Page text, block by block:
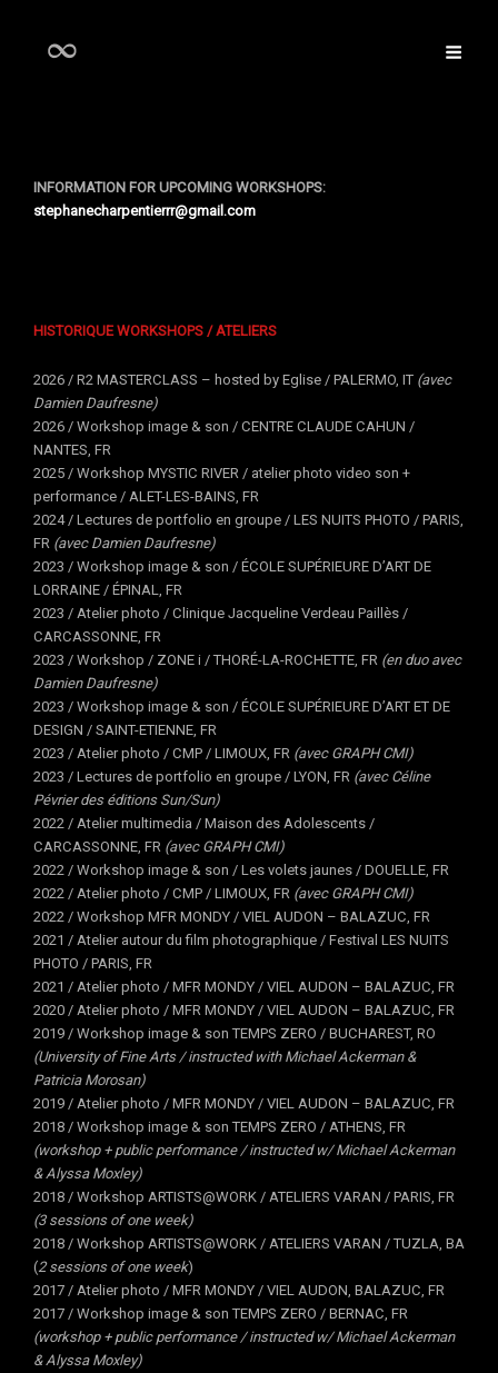
INFORMATION FOR UPCOMING WORKSHOPS:
stephanecharpentierrr@gmail.com
HISTORIQUE WORKSHOPS / ATELIERS
2026 / R2 MASTERCLASS – hosted by Eglise / PALERMO, IT (avec
Damien Daufresne)
2026 / Workshop image & son / CENTRE CLAUDE CAHUN /
NANTES, FR
2025 / Workshop MYSTIC RIVER / atelier photo video son +
performance / ALET-LES-BAINS, FR
2024 / Lectures de portfolio en groupe / LES NUITS PHOTO / PARIS,
FR (avec Damien Daufresne)
2023 / Workshop image & son / ÉCOLE SUPÉRIEURE D’ART DE
LORRAINE / ÉPINAL, FR
2023 / Atelier photo / Clinique Jacqueline Verdeau Paillès /
CARCASSONNE, FR
2023 / Workshop / ZONE i / THORÉ-LA-ROCHETTE, FR (en duo avec
Damien Daufresne)
2023 / Workshop image & son / ÉCOLE SUPÉRIEURE D’ART ET DE
DESIGN / SAINT-ETIENNE, FR
2023 / Atelier photo / CMP / LIMOUX, FR (avec GRAPH CMI)
2023 / Lectures de portfolio en groupe / LYON, FR (avec Céline
Pévrier des éditions Sun/Sun)
2022 / Atelier multimedia / Maison des Adolescents /
CARCASSONNE, FR (avec GRAPH CMI)
2022 / Workshop image & son / Les volets jaunes / DOUELLE, FR
2022 / Atelier photo / CMP / LIMOUX, FR (avec GRAPH CMI)
2022 / Workshop MFR MONDY / VIEL AUDON – BALAZUC, FR
2021 / Atelier autour du film photographique / Festival LES NUITS
PHOTO / PARIS, FR
2021 / Atelier photo / MFR MONDY / VIEL AUDON – BALAZUC, FR
2020 / Atelier photo / MFR MONDY / VIEL AUDON – BALAZUC, FR
2019 / Workshop image & son TEMPS ZERO / BUCHAREST, RO
(University of Fine Arts / instructed with Michael Ackerman &
Patricia Morosan)
2019 / Atelier photo / MFR MONDY / VIEL AUDON – BALAZUC, FR
2018 / Workshop image & son TEMPS ZERO / ATHENS, FR
(workshop + public performance/instructed w/ Michael Ackerman
& Alyssa Moxley)
2018 / Workshop ARTISTS@WORK / ATELIERS VARAN / PARIS, FR
(3 sessions of one week)
2018 / Workshop ARTISTS@WORK / ATELIERS VARAN / TUZLA, BA
(2 sessions of one week)
2017 / Atelier photo / MFR MONDY / VIEL AUDON, BALAZUC, FR
2017 / Workshop image & son TEMPS ZERO / BERNAC, FR
(workshop + public performance /instructed w/ Michael Ackerman
& Alyssa Moxley)